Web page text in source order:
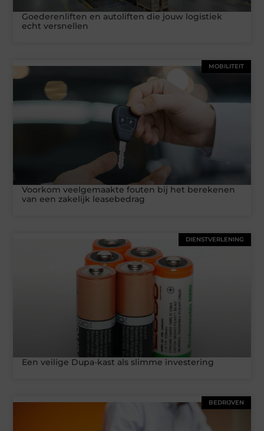
Goederenliften en autoliften die jouw logistiek
echt versnellen
MOBILITEIT
Voorkom veelgemaakte fouten bij het berekenen
van een zakelijk leasebedrag
DIENSTVERLENING
Een veilige Dupa-kast als slimme investering
BEDRIJVEN